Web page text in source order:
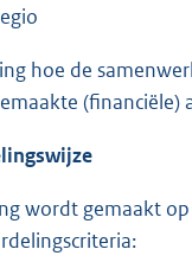
hoe de
(financiële)
wordt gemaakt op